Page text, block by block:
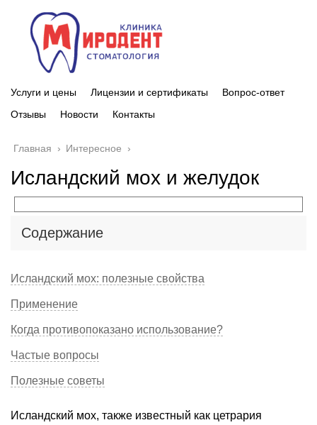
Услуги и цены Лицензии и сертификаты
Вопрос-ответ
Отзывы
Новости Контакты
Главная › Интересное ›
Исландский мох и желудок
Содержание
Исландский мох: полезные свойства
Применение
Когда противопоказано использование?
Частые вопросы
Полезные советы
Исландский мох, также известный как цетрария